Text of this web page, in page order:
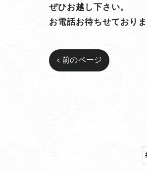
ぜひお越し下さい。
お電話お待ちせておりま
< 前のページ